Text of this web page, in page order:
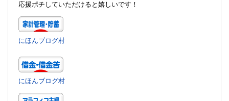
応援ポチしていただけると嬉しいです！
にほんブログ村
にほんブログ村